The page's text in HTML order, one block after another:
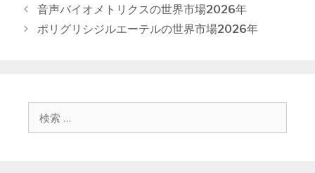
テ
ゴ
リ
投
稿
音声バイオメトリクスの世界市場2026年
ポリグリシジルエーテルの世界市場2026年